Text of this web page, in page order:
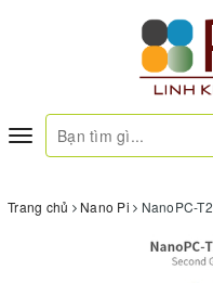
Toggle
navigation
Trang chủ Nano Pi NanoPC-T2